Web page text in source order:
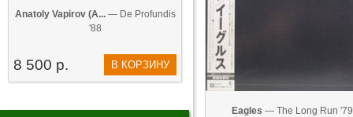
Anatoly Vapirov (А...— De Profundis
'88
8 500 р. В КОРЗИНУ
Eagles — The Long Run '79